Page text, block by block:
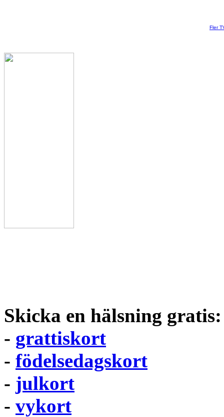
Fler
Skicka en hälsning gratis:
- grattiskort
- födelsedagskort
- julkort
- vykort